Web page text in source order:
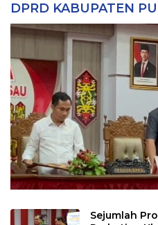
DPRD KABUPATEN
Sejumlah